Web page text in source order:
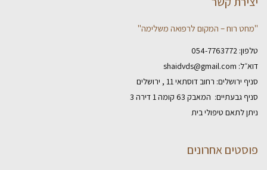
"מחט רוח – המקום לרפואה משלימה"
טלפון: 054-7763772
דוא״ל: shaidvds@gmail.com
סניף ירושלים: רחוב דוסתאי 11 , ירושלים
סניף גבעתיים: המאבק 63 קומה 1 דירה 3
ניתן לתאם טיפולי בית
פוסטים אחרונים